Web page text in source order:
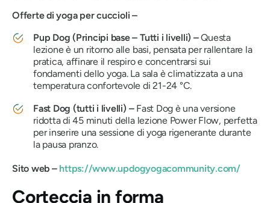
Offerte di yoga per cuccioli –
Pup Dog (Principi base – Tutti i livelli) –Questa
lezione è un ritorno alle basi, pensata per rallentare la
pratica, affinare il respiro e concentrarsi sui
fondamenti dello yoga. La sala è climatizzata a una
temperatura confortevole di 21-24 °C.
Fast Dog (tutti i livelli) – Fast Dog è una versione
ridotta di 45 minuti della lezione Power Flow, perfetta
per inserire una sessione di yoga rigenerante durante
la pausa pranzo.
Sito web –https://www.updogyogacommunity.com/
Corteccia in forma